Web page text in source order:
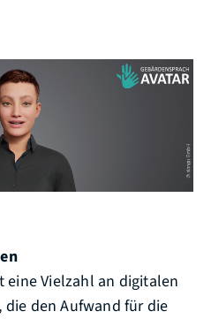
eine Vielzahl an digitalen
den Aufwand für die